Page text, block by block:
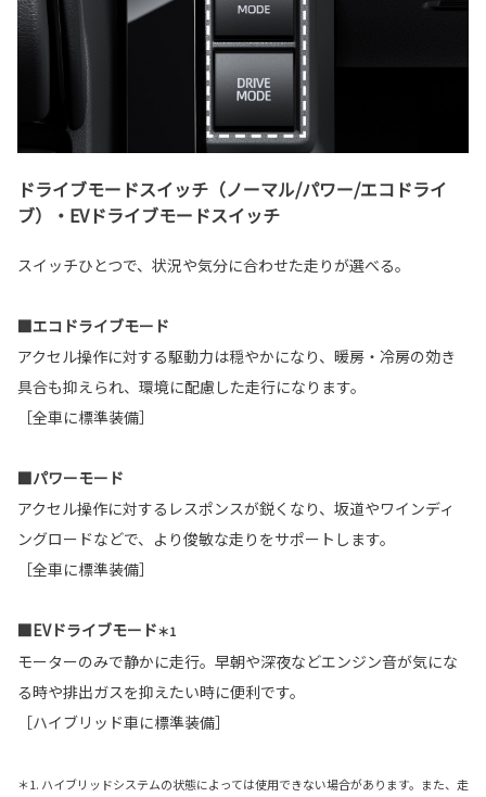
ドライブモードスイッチ（ノーマル/パワー/エコドライ
ブ）・EVドライブモードスイッチ
スイッチひとつで、状況や気分に合わせた走りが選べる。
■エコドライブモード
アクセル操作に対する駆動力は穏やかになり、暖房・冷房の効き
具合も抑えられ、環境に配慮した走行になります。
［全車に標準装備］
■パワーモード
アクセル操作に対するレスポンスが鋭くなり、坂道やワインディ
ングロードなどで、より俊敏な走りをサポートします。
［全車に標準装備］
■EVドライブモード＊1
モーターのみで静かに走行。早朝や深夜などエンジン音が気にな
る時や排出ガスを抑えたい時に便利です。
［ハイブリッド車に標準装備］
＊1. ハイブリッドシステムの状態によっては使用できない場合があります。また、走